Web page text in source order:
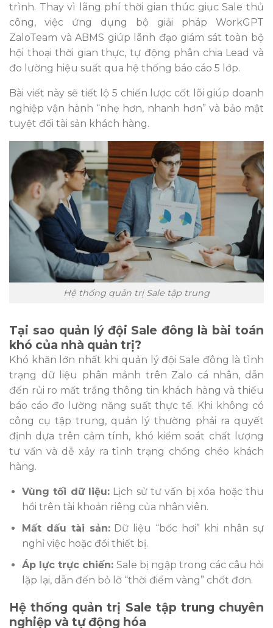
trình. Thay vì lãng phí thời gian thúc giục Sale thủ
công, việc ứng dụng bộ giải pháp WorkGPT
ZaloTeam và ABMS giúp lãnh đạo giám sát toàn bộ
hội thoại thời gian thực, tự động phân chia Lead và
đo lường hiệu suất qua hệ thống báo cáo 5 lớp.
Bài viết này sẽ tiết lộ 5 chiến lược cốt lõi giúp doanh
nghiệp vận hành “nhẹ hơn, nhanh hơn” và bảo mật
tuyệt đối tài sản khách hàng.
Hệ thống quản trị Sale tập trung
Tại sao quản lý đội Sale đông là bài toán
khó của nhà quản trị?
Khó khăn lớn nhất khi quản lý đội Sale đông là tình
trạng dữ liệu phân mảnh trên Zalo cá nhân, dẫn
đến rủi ro mất trắng thông tin khách hàng và thiếu
báo cáo đo lường năng suất thực tế. Khi không có
công cụ tập trung, quản lý thường phải ra quyết
định dựa trên cảm tính, khó kiểm soát chất lượng
tư vấn và dễ xảy ra tình trạng chồng chéo khách
hàng.
Vùng tối dữ liệu:Lịch sử tư vấn bị xóa hoặc thu
hồi trên tài khoản riêng của nhân viên.
Mất dấu tài sản:Dữ liệu “bốc hơi” khi nhân sự
nghỉ việc hoặc đổi thiết bị.
Áp lực trực chiến: Sale bị ngập trong các câu hỏi
lặp lại, dẫn đến bỏ lỡ “thời điểm vàng” chốt đơn.
Hệ thống quản trị Sale tập trung chuyên
nghiệp và tự động hóa